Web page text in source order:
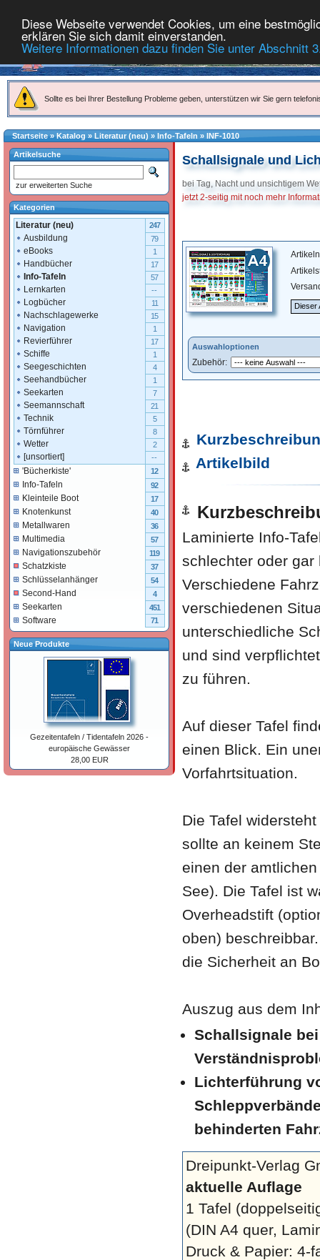
Diese Webseite verwendet Cookies, um eine
erklären Sie sich damit einverstanden.
Weitere Informationen dazu finden Sie unter Abschnitt
Sollte es bei Ihrer Bestellung Probleme geben, unterstützen wir Sie gern
Startseite»Katalog » Literatur (neu) » Info-Tafeln » INF-1010
Schallsignale und
bei Tag, Nacht und unsichtigem
jetzt 2-seitig mit noch mehr
Dieser
Auswahloptionen
Zubehör:
Artikelbild
Laminierte Info-
schlechter oder gar
Verschiedene
verschiedenen
unterschiedliche
und sind
zu führen.
Auf dieser Tafel
einen Blick. Ein
Vorfahrtsituation.
Die Tafel
sollte an keinem
einen der
See). Die Tafel ist
Overheadstift
oben)
die Sicherheit an
Auszug aus dem
Schallsignale
Lichterführung
behinderten
Dreipunkt-Verlag
aktuelle Auflage
1 Tafel
(DIN A4 quer,
Druck & Papier: 4-
Artikelsuche
zur erweiterten Suche
Kategorien
Literatur (neu) 247
Ausbildung 79
eBooks 1
Handbücher 17
Info-Tafeln 57
Lernkarten --
Logbücher 11
Nachschlagewerke 15
Navigation 1
Revierführer 17
Schiffe 1
Seegeschichten 4
Seehandbücher 1
Seekarten 7
Seemannschaft 21
Technik 5
Törnführer 8
Wetter 2
[unsortiert] --
'Bücherkiste' 12
Info-Tafeln 92
Kleinteile Boot 17
Knotenkunst 40
Metallwaren 36
Multimedia 57
Navigationszubehör 119
Schatzkiste 37
Schlüsselanhänger 54
Second-Hand 4
Seekarten 451
Software 71
Neue Produkte
Gezeitentafeln / Tidentafeln 2026 -
europäische Gewässer
28,00 EUR